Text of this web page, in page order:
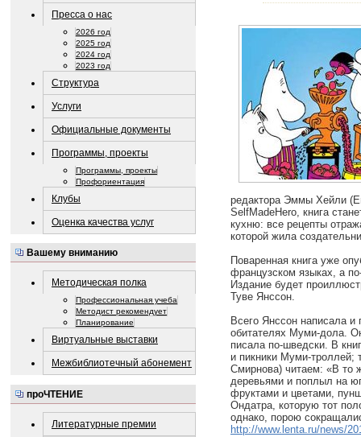
Пресса о нас
2026 год
2025 год
2024 год
2023 год
Структура
Услуги
Официальные документы
Программы, проекты
Программы, проекты
Профориентация
Клубы
Оценка качества услуг
Вашему вниманию
Методическая полка
Профессиональная учеба
Методист рекомендует
Планирование
Виртуальные выставки
Межбиблиотечный абонемент
проЧТЕНИЕ
Литературные премии
редактора Эммы Хейли
SelfMadeHero, книга
кухню: все рецепты
которой жила
Поваренная книга уже
французском языках, а
Издание будет
Туве Янссон.
Всего Янссон написала и
обитателях Муми-дола.
писала по-шведски. В
и пикники Муми-троллей;
Смирнова) читаем: «В то
деревьями и поплыл на
фруктами и цветами,
Ондатра, которую тот
однако, порою
http://www.lenta.ru/news/